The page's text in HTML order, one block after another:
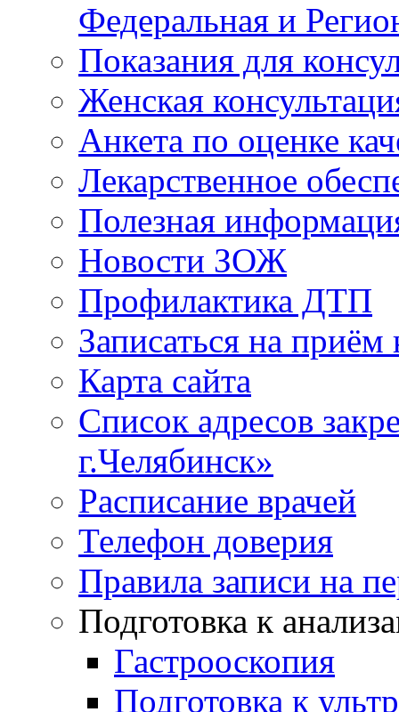
Федеральная и
Показания для
Женская
Анкета по оценке
Лекарственное
Полезная
Новости ЗОЖ
Профилактика ДТП
Записаться на приём
Карта сайта
Список адресов
г.Челябинск»
Расписание врачей
Телефон доверия
Правила записи на
Подготовка к
Гастрооскопия
Подготовка к